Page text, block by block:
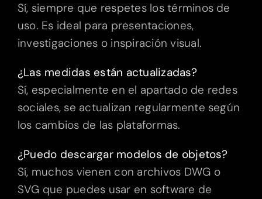
Sí, siempre que respetes los términos de
uso. Es ideal para presentaciones,
investigaciones o inspiración visual.
¿Las medidas están actualizadas?
Sí, especialmente en el apartado de redes
sociales, se actualizan regularmente según
los cambios de las plataformas.
¿Puedo descargar modelos de objetos?
Sí, muchos vienen con archivos DWG o
SVG que puedes usar en software de